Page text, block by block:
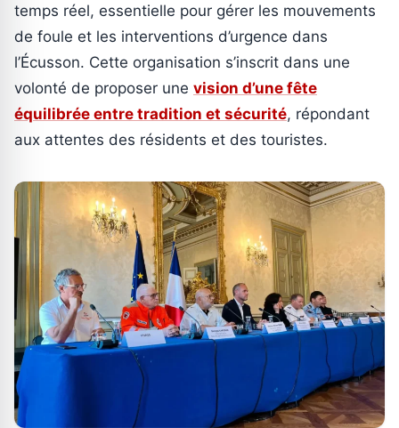
temps réel, essentielle pour gérer les mouvements
de foule et les interventions d’urgence dans
l’Écusson. Cette organisation s’inscrit dans une
volonté de proposer une vision d’une fête
équilibrée entre tradition et sécurité, répondant
aux attentes des résidents et des touristes.